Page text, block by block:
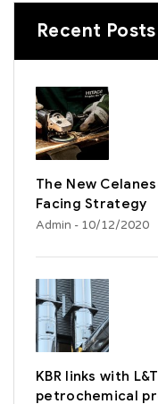
Recent Posts
The New
Facing Strategy
Admin - 10/12/2020
KBR links with
petrochemical